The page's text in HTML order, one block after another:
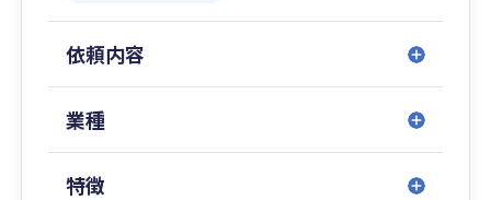
依頼内容
業種
特徴